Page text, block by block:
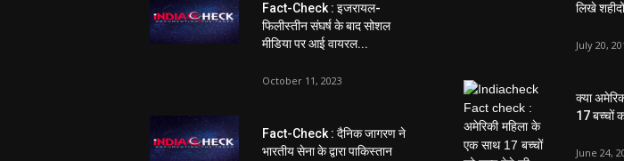
Fact-Check : इजरायल-
फिलीस्तीन संघर्ष के बाद सोशल
मीडिया पर आई वायरल...
October 11, 2023
Fact-Check : दैनिक जागरण ने
भारतीय सेना के द्वारा पाकिस्तान
लिखे
July 20,
क्या
17 बच्चों
June 24,